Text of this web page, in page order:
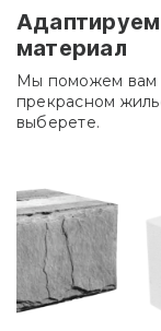
материал
Мы поможем вам
прекрасном
выберете.